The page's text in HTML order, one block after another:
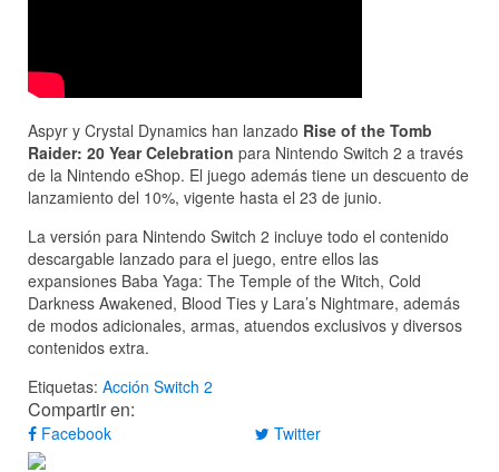
Aspyr y Crystal Dynamics han lanzado Rise of the Tomb
Raider: 20 Year Celebration para Nintendo Switch 2 a través
de la Nintendo eShop. El juego además tiene un descuento de
lanzamiento del 10%, vigente hasta el 23 de junio.
La versión para Nintendo Switch 2 incluye todo el contenido
descargable lanzado para el juego, entre ellos las
expansiones Baba Yaga: The Temple of the Witch, Cold
Darkness Awakened, Blood Ties y Lara’s Nightmare, además
de modos adicionales, armas, atuendos exclusivos y diversos
contenidos extra.
Etiquetas: Acción Switch 2
Compartir en:
Facebook Twitter